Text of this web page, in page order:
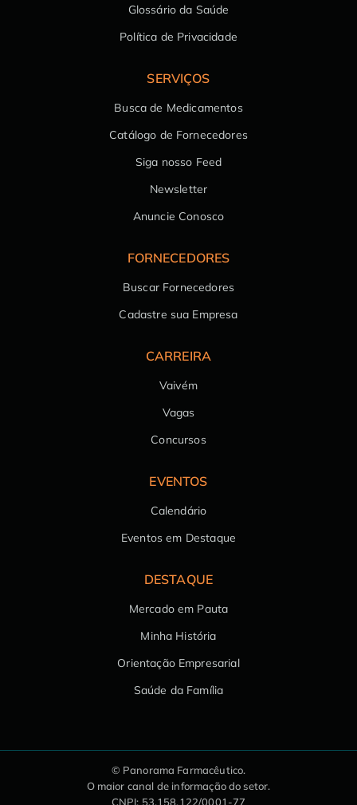
Glossário da Saúde
Política de Privacidade
SERVIÇOS
Busca de Medicamentos
Catálogo de Fornecedores
Siga nosso Feed
Newsletter
Anuncie Conosco
FORNECEDORES
Buscar Fornecedores
Cadastre sua Empresa
CARREIRA
Vaivém
Vagas
Concursos
EVENTOS
Calendário
Eventos em Destaque
DESTAQUE
Mercado em Pauta
Minha História
Orientação Empresarial
Saúde da Família
© Panorama Farmacêutico.
O maior canal de informação do setor.
CNPJ: 53.158.122/0001-77